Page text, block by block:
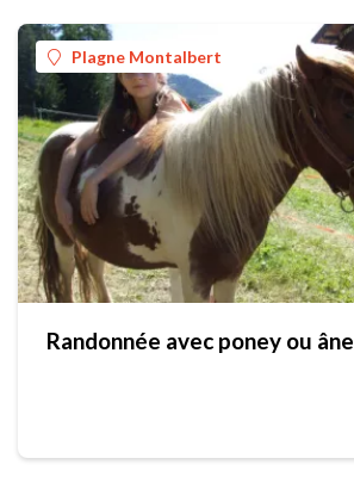
Plagne Montalbert
Randonnée avec poney ou âne